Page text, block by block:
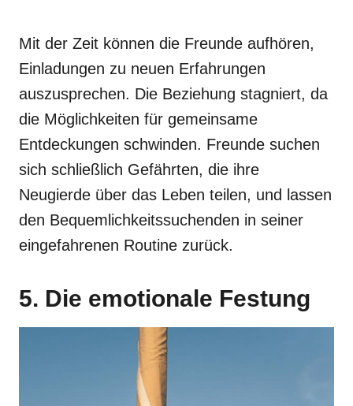
Mit der Zeit können die Freunde aufhören,
Einladungen zu neuen Erfahrungen
auszusprechen. Die Beziehung stagniert, da
die Möglichkeiten für gemeinsame
Entdeckungen schwinden. Freunde suchen
sich schließlich Gefährten, die ihre
Neugierde über das Leben teilen, und lassen
den Bequemlichkeitssuchenden in seiner
eingefahrenen Routine zurück.
5. Die emotionale Festung